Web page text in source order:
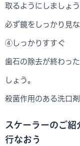
取るようにしましょう
必ず鏡をしっかり見
④しっかりすすぐ
歯石の除去が終わっ
しょう。
殺菌作用のある洗口
スケーラーのご
行なおう